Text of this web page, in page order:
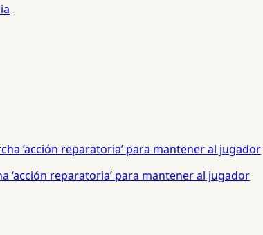
‘acción reparatoria’ para mantener al jugador